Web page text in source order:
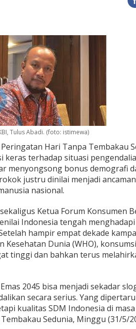
Tulus Abadi. (foto: istimewa)
Peringatan Hari Tanpa Tembakau
keras terhadap situasi
menyongsong bonus demografi
justru dinilai menjadi
nasional.
Ketua Forum Konsumen
Indonesia tengah
hampir empat dekade
Kesehatan Dunia (WHO),
tinggi dan bahkan terus
2045 bisa menjadi sekadar
secara serius. Yang
kualitas SDM Indonesia di masa
Sedunia, Minggu (31/5/